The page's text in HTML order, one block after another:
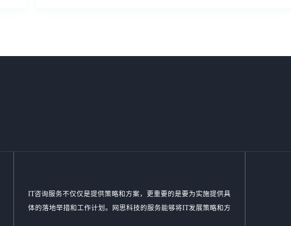
IT咨询服务不仅仅是提供策略和方案，更重要的是要为实施提供具
体的落地举措和工作计划。网思科技的服务能够将IT发展策略和方